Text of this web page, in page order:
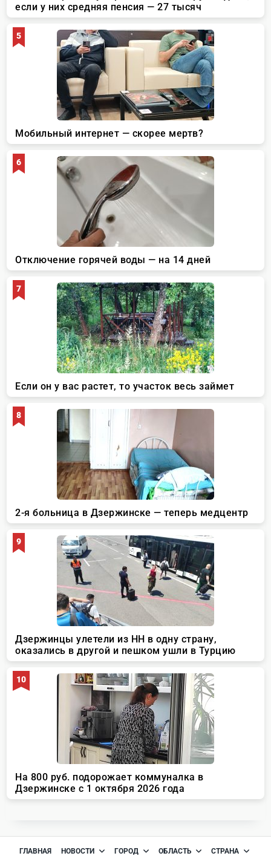
ГЛАВНАЯ НОВОСТИ ГОРОД ОБЛАСТЬ СТРАНА